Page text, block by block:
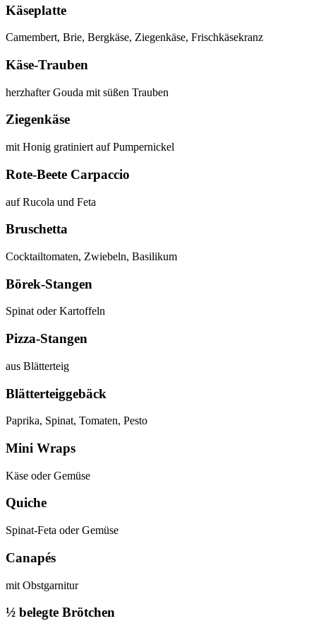
Käseplatte
Camembert, Brie, Bergkäse, Ziegenkäse, Frischkäsekranz
Käse-Trauben
herzhafter Gouda mit süßen Trauben
Ziegenkäse
mit Honig gratiniert auf Pumpernickel
Rote-Beete Carpaccio
auf Rucola und Feta
Bruschetta
Cocktailtomaten, Zwiebeln, Basilikum
Börek-Stangen
Spinat oder Kartoffeln
Pizza-Stangen
aus Blätterteig
Blätterteiggebäck
Paprika, Spinat, Tomaten, Pesto
Mini Wraps
Käse oder Gemüse
Quiche
Spinat-Feta oder Gemüse
Canapés
mit Obstgarnitur
½ belegte Brötchen